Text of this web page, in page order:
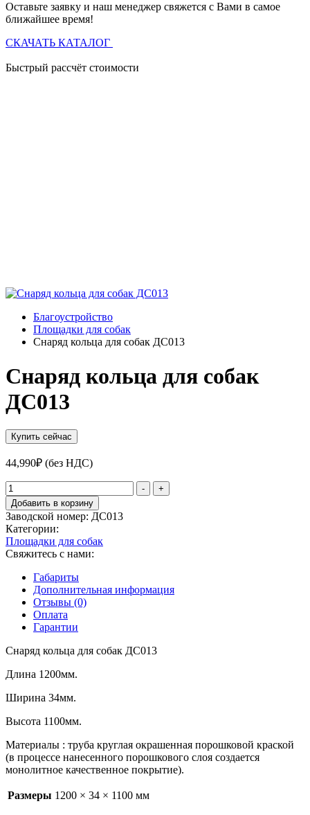
Оставьте заявку и наш менеджер свяжется с Вами в самое
ближайшее время!
СКАЧАТЬ КАТАЛОГ
Быстрый рассчёт стоимости
Благоустройство
Площадки для собак
Снаряд кольца для собак ДС013
Снаряд кольца для собак
ДС013
Купить сейчас
44,990₽ (без НДС)
Количество
товара
Снаряд
кольца
для
собак
ДС013
-
+
Добавить в корзину
Заводской номер: ДС013
Категории:
Площадки для собак
Свяжитесь с нами:
Габариты
Дополнительная информация
Отзывы (0)
Оплата
Гарантии
Снаряд кольца для собак ДС013
Длина 1200мм.
Ширина 34мм.
Высота 1100мм.
Материалы : труба круглая окрашенная порошковой краской
(в процессе нанесенного порошкового слоя создается
монолитное качественное покрытие).
Размеры 1200 × 34 × 1100 мм